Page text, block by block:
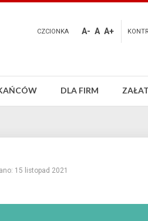
CZCIONKA A- A A+
DLA FIRM
15 listopad 2021